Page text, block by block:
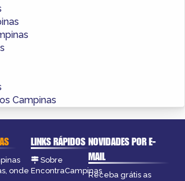
Campinas
onde
LINKS RÁPIDOS
Sobre
EncontraCampinas
NOVIDADES POR E-
MAIL
Receba grátis as